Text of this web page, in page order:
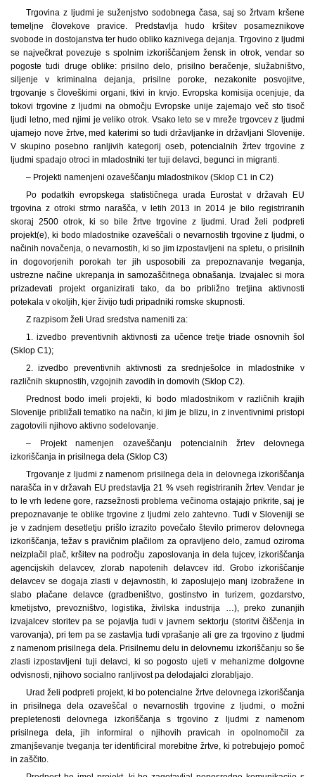
Trgovina z ljudmi je suženjstvo sodobnega časa, saj so žrtvam kršene
temeljne človekove pravice. Predstavlja hudo kršitev posameznikove
svobode in dostojanstva ter hudo obliko kaznivega dejanja. Trgovino z ljudmi
se največkrat povezuje s spolnim izkoriščanjem žensk in otrok, vendar so
pogoste tudi druge oblike: prisilno delo, prisilno beračenje, služabništvo,
siljenje v kriminalna dejanja, prisilne poroke, nezakonite posvojitve,
trgovanje s človeškimi organi, tkivi in krvjo. Evropska komisija ocenjuje, da
tokovi trgovine z ljudmi na območju Evropske unije zajemajo več sto tisoč
ljudi letno, med njimi je veliko otrok. Vsako leto se v mreže trgovcev z ljudmi
ujamejo nove žrtve, med katerimi so tudi državljanke in državljani Slovenije.
V skupino posebno ranljivih kategorij oseb, potencialnih žrtev trgovine z
ljudmi spadajo otroci in mladostniki ter tuji delavci, begunci in migranti.
– Projekti namenjeni ozaveščanju mladostnikov (Sklop C1 in C2)
Po podatkih evropskega statističnega urada Eurostat v državah EU
trgovina z otroki strmo narašča, v letih 2013 in 2014 je bilo registriranih
skoraj 2500 otrok, ki so bile žrtve trgovine z ljudmi. Urad želi podpreti
projekt(e), ki bodo mladostnike ozaveščali o nevarnostih trgovine z ljudmi, o
načinih novačenja, o nevarnostih, ki so jim izpostavljeni na spletu, o prisilnih
in dogovorjenih porokah ter jih usposobili za prepoznavanje tveganja,
ustrezne načine ukrepanja in samozaščitnega obnašanja. Izvajalec si mora
prizadevati projekt organizirati tako, da bo približno tretjina aktivnosti
potekala v okoljih, kjer živijo tudi pripadniki romske skupnosti.
Z razpisom želi Urad sredstva nameniti za:
1. izvedbo preventivnih aktivnosti za učence tretje triade osnovnih šol
(Sklop C1);
2. izvedbo preventivnih aktivnosti za srednješolce in mladostnike v
različnih skupnostih, vzgojnih zavodih in domovih (Sklop C2).
Prednost bodo imeli projekti, ki bodo mladostnikom v različnih krajih
Slovenije približali tematiko na način, ki jim je blizu, in z inventivnimi pristopi
zagotovili njihovo aktivno sodelovanje.
– Projekt namenjen ozaveščanju potencialnih žrtev delovnega
izkoriščanja in prisilnega dela (Sklop C3)
Trgovanje z ljudmi z namenom prisilnega dela in delovnega izkoriščanja
narašča in v državah EU predstavlja 21 % vseh registriranih žrtev. Vendar je
to le vrh ledene gore, razsežnosti problema večinoma ostajajo prikrite, saj je
prepoznavanje te oblike trgovine z ljudmi zelo zahtevno. Tudi v Sloveniji se
je v zadnjem desetletju prišlo izrazito povečalo število primerov delovnega
izkoriščanja, težav s pravičnim plačilom za opravljeno delo, zamud oziroma
neizplačil plač, kršitev na področju zaposlovanja in dela tujcev, izkoriščanja
agencijskih delavcev, zlorab napotenih delavcev itd. Grobo izkoriščanje
delavcev se dogaja zlasti v dejavnostih, ki zaposlujejo manj izobražene in
slabo plačane delavce (gradbeništvo, gostinstvo in turizem, gozdarstvo,
kmetijstvo, prevozništvo, logistika, živilska industrija …), preko zunanjih
izvajalcev storitev pa se pojavlja tudi v javnem sektorju (storitvi čiščenja in
varovanja), pri tem pa se zastavlja tudi vprašanje ali gre za trgovino z ljudmi
z namenom prisilnega dela. Prisilnemu delu in delovnemu izkoriščanju so še
zlasti izpostavljeni tuji delavci, ki so pogosto ujeti v mehanizme dolgovne
odvisnosti, njihovo socialno ranljivost pa delodajalci zlorabljajo.
Urad želi podpreti projekt, ki bo potencialne žrtve delovnega izkoriščanja
in prisilnega dela ozaveščal o nevarnostih trgovine z ljudmi, o možni
prepletenosti delovnega izkoriščanja s trgovino z ljudmi z namenom
prisilnega dela, jih informiral o njihovih pravicah in opolnomočil za
zmanjševanje tveganja ter identificiral morebitne žrtve, ki potrebujejo pomoč
in zaščito.